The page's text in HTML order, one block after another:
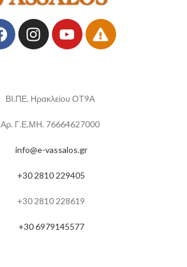
ΒΙ.ΠΕ. Ηρακλείου ΟΤ9Α
Αρ. Γ.Ε.ΜΗ. 76664627000
info@e-vassalos.gr
+30 2810 229405
+30 2810 228619
+30 6979145577